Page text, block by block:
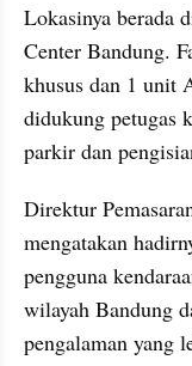
Lokasinya berada
Center Bandung.
khusus dan 1 unit
didukung petugas
parkir dan
Direktur
mengatakan
pengguna
wilayah Bandung
pengalaman yang